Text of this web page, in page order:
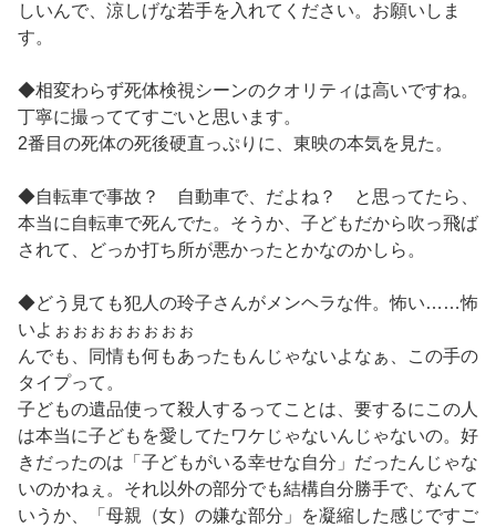
しいんで、涼しげな若手を入れてください。お願いしま
す。
◆相変わらず死体検視シーンのクオリティは高いですね。
丁寧に撮っててすごいと思います。
2番目の死体の死後硬直っぷりに、東映の本気を見た。
◆自転車で事故？ 自動車で、だよね？ と思ってたら、
本当に自転車で死んでた。そうか、子どもだから吹っ飛ば
されて、どっか打ち所が悪かったとかなのかしら。
◆どう見ても犯人の玲子さんがメンヘラな件。怖い……怖
いよぉぉぉぉぉぉぉぉ
んでも、同情も何もあったもんじゃないよなぁ、この手の
タイプって。
子どもの遺品使って殺人するってことは、要するにこの人
は本当に子どもを愛してたワケじゃないんじゃないの。好
きだったのは「子どもがいる幸せな自分」だったんじゃな
いのかねぇ。それ以外の部分でも結構自分勝手で、なんて
いうか、「母親（女）の嫌な部分」を凝縮した感じですご